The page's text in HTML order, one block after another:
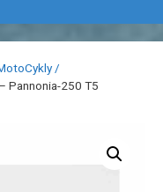
/
Pannonia-250 T5